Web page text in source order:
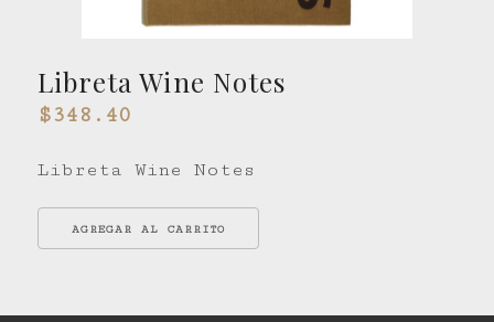
Libreta Wine Notes
$348.40
Libreta Wine Notes